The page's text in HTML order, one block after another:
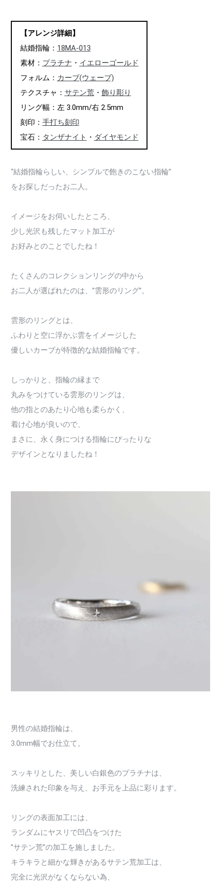
【アレンジ詳細】
結婚指輪： 18MA-013
素材： プラチナ ・ イエローゴールド
フォルム： カーブ(ウェーブ)
テクスチャ： サテン荒・ 飾り彫り
リング幅：左 3.0mm/右 2.5mm
刻印： 手打ち刻印
宝石： タンザナイト ・ ダイヤモンド
“結婚指輪らしい、シンプルで飽きのこない指輪”
をお探しだったお二人。
イメージをお伺いしたところ、
少し光沢も残したマット加工が
お好みとのことでしたね！
たくさんのコレクションリングの中から
お二人が選ばれたのは、”雲形のリング”。
雲形のリングとは、
ふわりと空に浮かぶ雲をイメージした
優しいカーブが特徴的な結婚指輪です。
しっかりと、指輪の縁まで
丸みをつけている雲形のリングは、
他の指とのあたり心地も柔らかく、
着け心地が良いので、
まさに、永く身につける指輪にぴったりな
デザインとなりましたね！
男性の結婚指輪は、
3.0mm幅でお仕立て。
スッキリとした、美しい白銀色のプラチナは、
洗練された印象を与え、お手元を上品に彩ります。
リングの表面加工には、
ランダムにヤスリで凹凸をつけた
”サテン荒”の加工を施しました。
キラキラと細かな輝きがあるサテン荒加工は、
完全に光沢がなくならない為、